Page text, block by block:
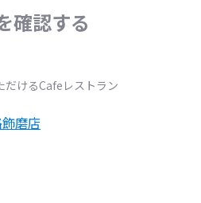
確認する
だけるCafeレストラン
磨店